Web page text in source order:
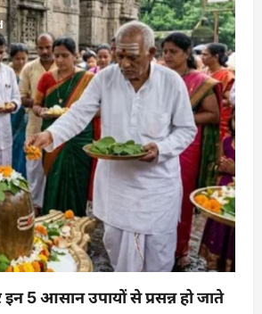
इन 5 आसान उपायों से प्रसन्न हो जाते